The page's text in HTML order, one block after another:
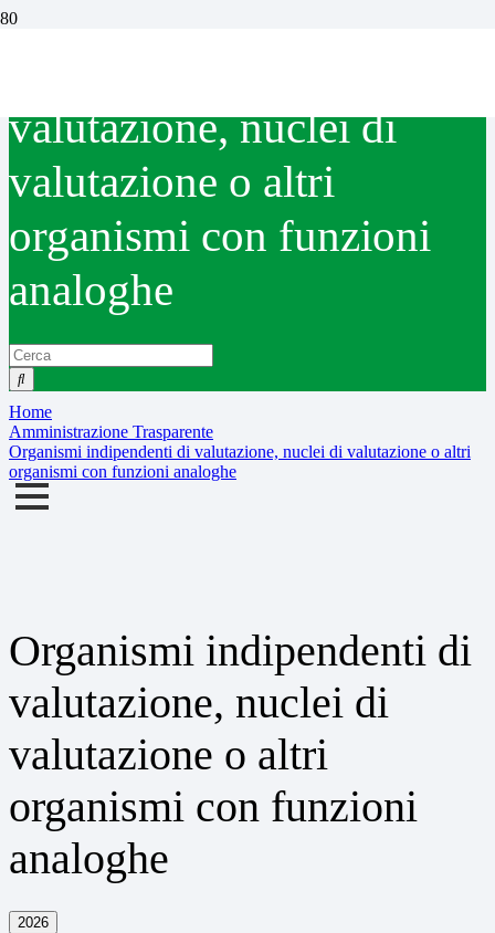
valutazione, nuclei di
valutazione o altri
organismi con funzioni
analoghe
Home
Amministrazione Trasparente
Organismi indipendenti di valutazione, nuclei di valutazione o altri
organismi con funzioni analoghe
Organismi indipendenti di
valutazione, nuclei di
valutazione o altri
organismi con funzioni
analoghe
2026